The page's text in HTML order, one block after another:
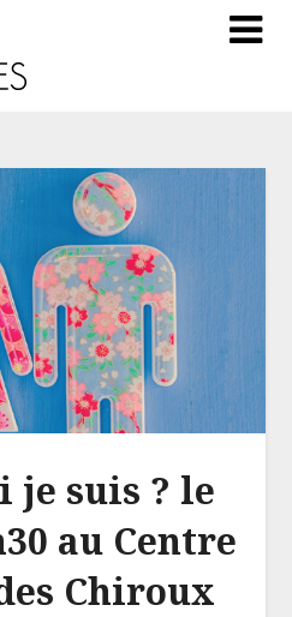
je suis ? le
au Centre
Chiroux